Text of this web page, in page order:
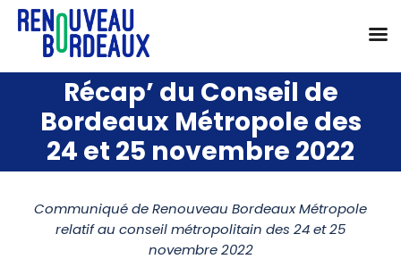
contenu
Récap’ du Conseil de
Bordeaux Métropole des
24 et 25 novembre 2022
Communiqué de Renouveau Bordeaux Métropole
relatif au conseil métropolitain des 24 et 25
novembre 2022